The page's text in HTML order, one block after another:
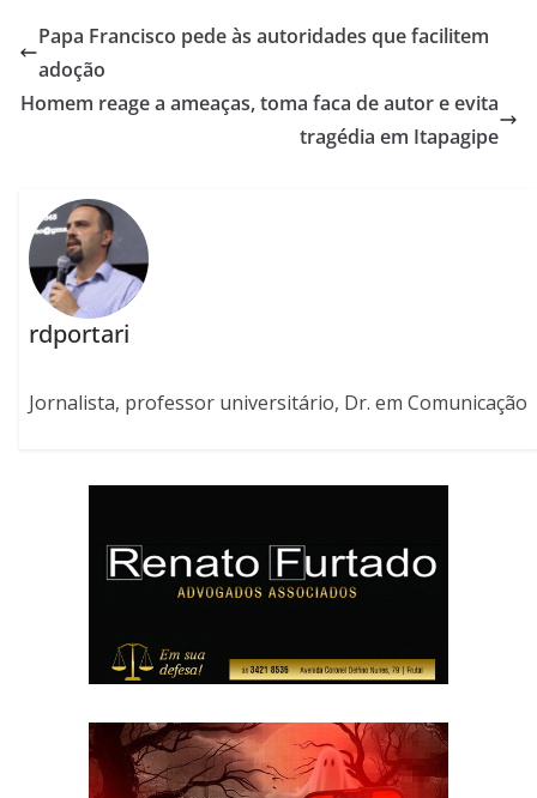
Papa Francisco pede às autoridades que facilitem
adoção
Homem reage a ameaças, toma faca de autor e evita
tragédia em Itapagipe
rdportari
Jornalista, professor universitário, Dr. em Comunicação